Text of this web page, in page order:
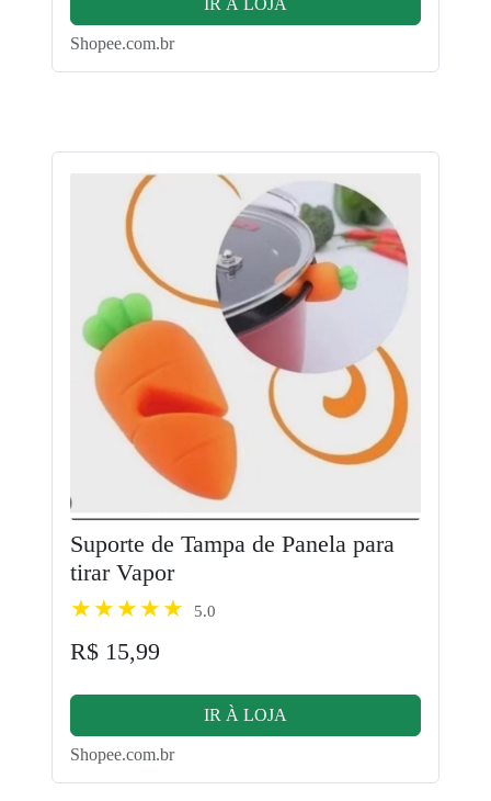
Shopee.com.br
Suporte de Tampa de Panela para
tirar Vapor
5.0
R$ 15,99
IR À LOJA
Shopee.com.br